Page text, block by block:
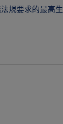
規要求的最高生